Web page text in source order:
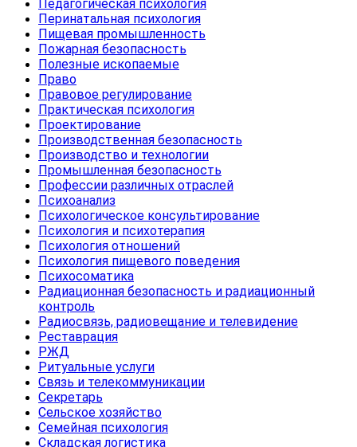
Педагогическая психология
Перинатальная психология
Пищевая промышленность
Пожарная безопасность
Полезные ископаемые
Право
Правовое регулирование
Практическая психология
Проектирование
Производственная безопасность
Производство и технологии
Промышленная безопасность
Профессии различных отраслей
Психоанализ
Психологическое консультирование
Психология и психотерапия
Психология отношений
Психология пищевого поведения
Психосоматика
Радиационная безопасность и радиационный
контроль
Радиосвязь, радиовещание и телевидение
Реставрация
РЖД
Ритуальные услуги
Связь и телекоммуникации
Секретарь
Сельское хозяйство
Семейная психология
Складская логистика